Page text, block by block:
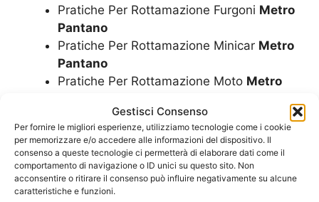
Gestisci Consenso
Per fornire le migliori esperienze, utilizziamo tecnologie come i cookie
per memorizzare e/o accedere alle informazioni del dispositivo. Il
consenso a queste tecnologie ci permetterà di elaborare dati come il
comportamento di navigazione o ID unici su questo sito. Non
acconsentire o ritirare il consenso può influire negativamente su alcune
caratteristiche e funzioni.
Pratiche Per Rottamazione Furgoni Metro
Pantano
Pratiche Per Rottamazione Minicar Metro
Pantano
Pratiche Per Rottamazione Moto Metro
Pratiche Per Rottamazione Motorini
Metro Pantano
Pratiche Per Rottamazione ScooterMetro
Pantano
Radiazione Auto
Metro Pantano